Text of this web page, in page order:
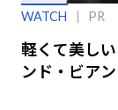
WATCH PR
軽くて美し
ンド・ビア